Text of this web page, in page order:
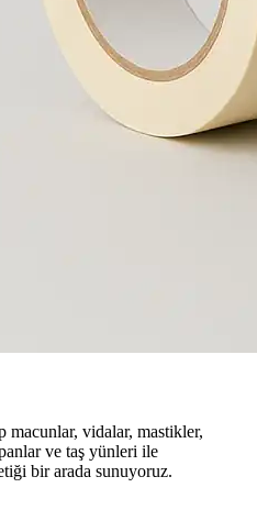
macunlar, vidalar, mastikler,
ve taş yünleri ile
bir arada sunuyoruz.